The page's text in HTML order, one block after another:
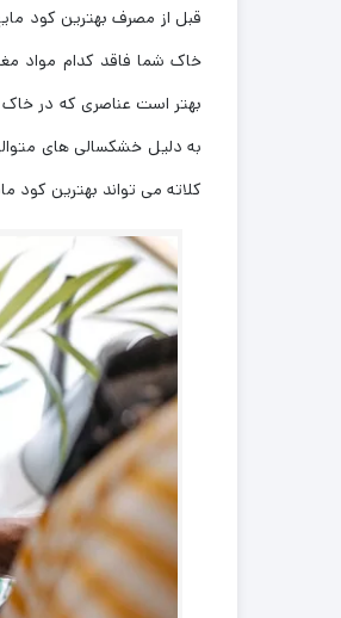
قبل از مصرف بهترین کود
خاک شما فاقد کدام مواد
بهتر است عناصری که در خاک
به دلیل خشکسالی های
کلاته می تواند بهترین کود